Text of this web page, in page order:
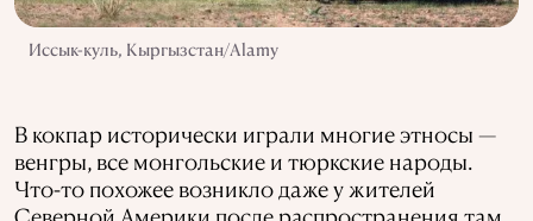
Иссык-куль, Кыргызстан/Alamy
В кокпар исторически играли многие этносы —
венгры, все монгольские и тюркские народы.
Что-то похожее возникло даже у жителей
Северной Америки после распространения там